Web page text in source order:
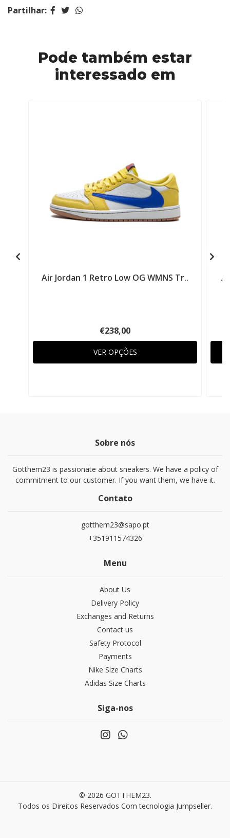
Partilhar:
Pode também estar
interessado em
Air Jordan 1 Retro Low OG WMNS Tr..
€238,00
VER OPÇÕES
Sobre nós
Gotthem23 is passionate about sneakers. We have a policy of
commitment to our customer. If you want them, we have it.
Contato
gotthem23@sapo.pt
+351911574326
Menu
About Us
Delivery Policy
Exchanges and Returns
Contact us
Safety Protocol
Payments
Nike Size Charts
Adidas Size Charts
Siga-nos
© 2026 GOTTHEM23.
Todos os Direitos Reservados Com tecnologia Jumpseller.